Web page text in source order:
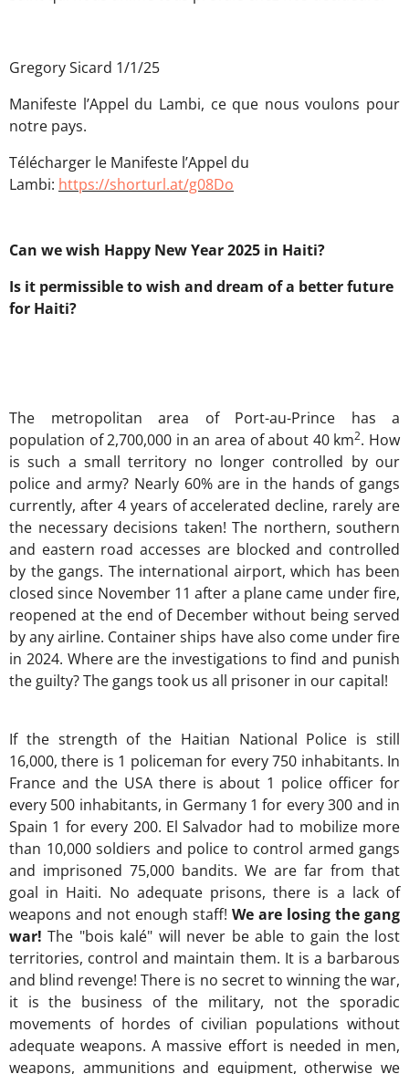
Gregory Sicard 1/1/25
Manifeste l’Appel du Lambi, ce que nous voulons pour
notre pays.
Télécharger le Manifeste l’Appel du
Lambi: https://shorturl.at/g08Do
Can we wish Happy New Year 2025 in Haiti?
Is it permissible to wish and dream of a better future
for Haiti?
The metropolitan area of Port-au-Prince has a
population of 2,700,000 in an area of about 40 km2. How
is such a small territory no longer controlled by our
police and army? Nearly 60% are in the hands of gangs
currently, after 4 years of accelerated decline, rarely are
the necessary decisions taken! The northern, southern
and eastern road accesses are blocked and controlled
by the gangs. The international airport, which has been
closed since November 11 after a plane came under fire,
reopened at the end of December without being served
by any airline. Container ships have also come under fire
in 2024. Where are the investigations to find and punish
the guilty? The gangs took us all prisoner in our capital!
If the strength of the Haitian National Police is still
16,000, there is 1 policeman for every 750 inhabitants. In
France and the USA there is about 1 police officer for
every 500 inhabitants, in Germany 1 for every 300 and in
Spain 1 for every 200. El Salvador had to mobilize more
than 10,000 soldiers and police to control armed gangs
and imprisoned 75,000 bandits. We are far from that
goal in Haiti. No adequate prisons, there is a lack of
weapons and not enough staff! We are losing the gang
war! The "bois kalé" will never be able to gain the lost
territories, control and maintain them. It is a barbarous
and blind revenge! There is no secret to winning the war,
it is the business of the military, not the sporadic
movements of hordes of civilian populations without
adequate weapons. A massive effort is needed in men,
weapons, ammunitions and equipment, otherwise we